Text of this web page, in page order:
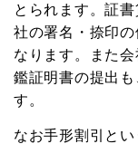
とられます。証
社の署名・捺印
なります。また
鑑証明書の提出
す。
なお手形割引と